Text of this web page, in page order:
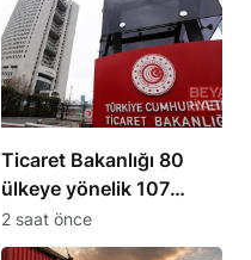
Ticaret Bakanlığı 80
ülkeye yönelik 107
sektörel pazar
araştırması sundu
2 saat önce